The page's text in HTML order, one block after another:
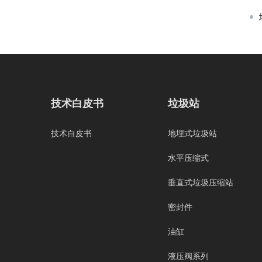
技术白皮书
技术白皮书
垃圾站
地埋式垃圾站
水平压缩式
垂直式垃圾压缩站
密封件
油缸
液压阀系列